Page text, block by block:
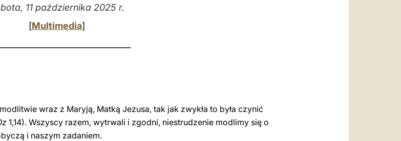
11 października 2025 r.
[Multimedia]
wraz z Maryją, Matką Jezusa, tak jak zwykła to była czynić
1,14). Wszyscy razem, wytrwali i zgodni, niestrudzenie modlimy się o
i naszym zadaniem.